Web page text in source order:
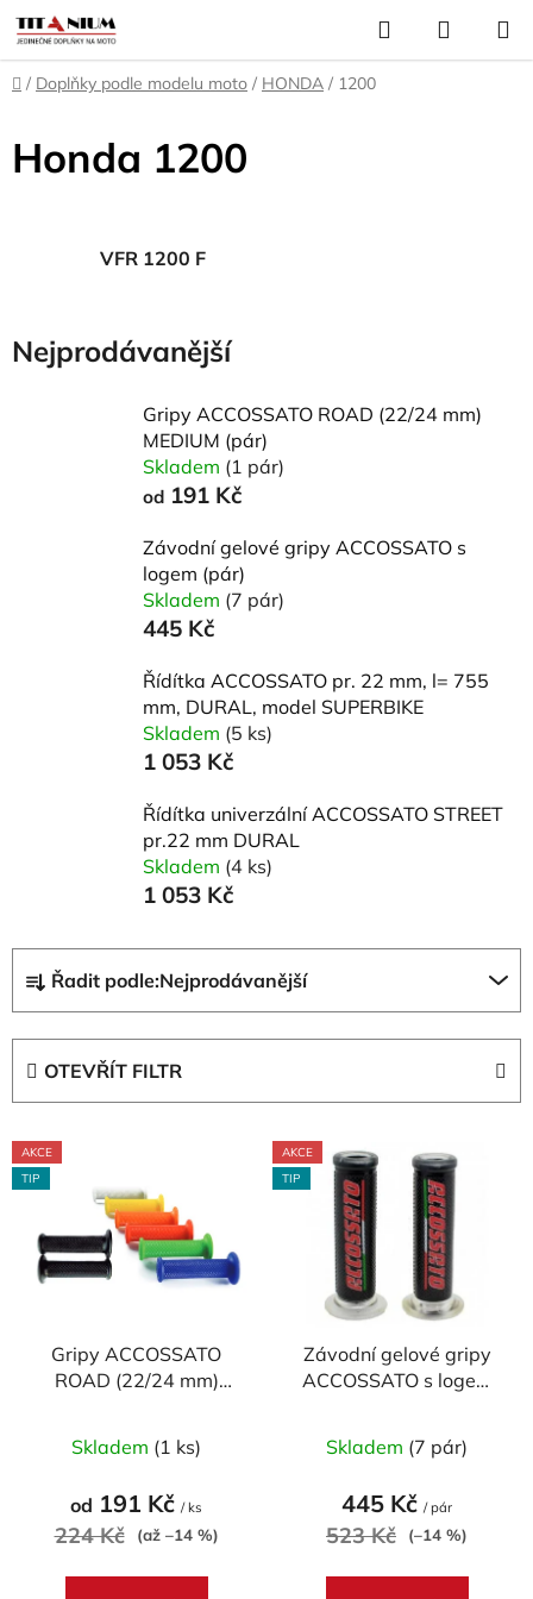
Přejít
na
obsah
Hledat
KOŠÍK
Domů
/ Doplňky podle modelu moto / HONDA / 1200
Honda 1200
VFR 1200 F
Nejprodávanější
Gripy ACCOSSATO ROAD (22/24 mm)
MEDIUM (pár)
Skladem (1 pár)
od 191 Kč
Závodní gelové gripy ACCOSSATO s
logem (pár)
Skladem (7 pár)
445 Kč
Řídítka ACCOSSATO pr. 22 mm, l= 755
mm, DURAL, model SUPERBIKE
Skladem (5 ks)
1 053 Kč
Řídítka univerzální ACCOSSATO STREET
pr.22 mm DURAL
Skladem (4 ks)
1 053 Kč
a
z
p
r
Řadit podle:Nejprodávanější
OTEVŘÍT FILTR
V
ý
AKCE
TIP
Gripy ACCOSSATO
ROAD (22/24 mm)
hodnocení
produktu
Skladem (1 ks)
od 191 Kč / ks
224 Kč (až –14 %)
AKCE
TIP
Závodní gelové gripy
ACCOSSATO s logem
hodnocení
produktu
Skladem (7 pár)
445 Kč / pár
523 Kč (–14 %)